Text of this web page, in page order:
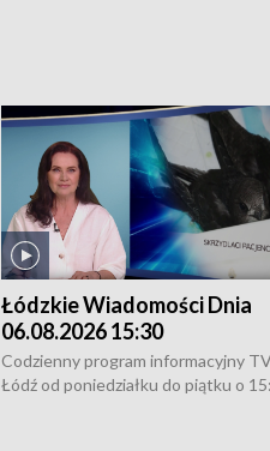
Łódzkie Wiadomości Dnia
06.08.2026 15:30
Codzienny program informacyjny
Łódź od poniedziałku do piątku o